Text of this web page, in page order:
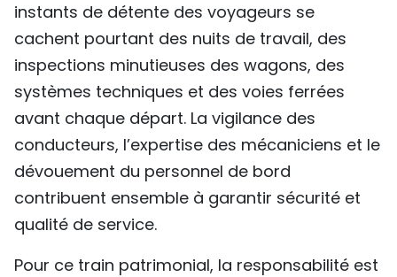
instants de détente des voyageurs se
cachent pourtant des nuits de travail, des
inspections minutieuses des wagons, des
systèmes techniques et des voies ferrées
avant chaque départ. La vigilance des
conducteurs, l’expertise des mécaniciens et le
dévouement du personnel de bord
contribuent ensemble à garantir sécurité et
qualité de service.
Pour ce train patrimonial, la responsabilité est